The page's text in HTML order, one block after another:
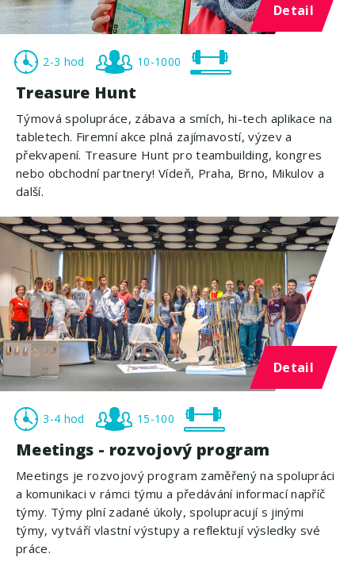
Detail
2-3 hod 10-1000
Treasure Hunt
Týmová spolupráce, zábava a smích, hi-tech aplikace na
tabletech. Firemní akce plná zajímavostí, výzev a
překvapení. Treasure Hunt pro teambuilding, kongres
nebo obchodní partnery! Vídeň, Praha, Brno, Mikulov a
další.
Detail
3-4 hod 15-100
Meetings - rozvojový program
Meetings je rozvojový program zaměřený na spolupráci
a komunikaci v rámci týmu a předávání informací napříč
týmy. Týmy plní zadané úkoly, spolupracují s jinými
týmy, vytváří vlastní výstupy a reflektují výsledky své
práce.